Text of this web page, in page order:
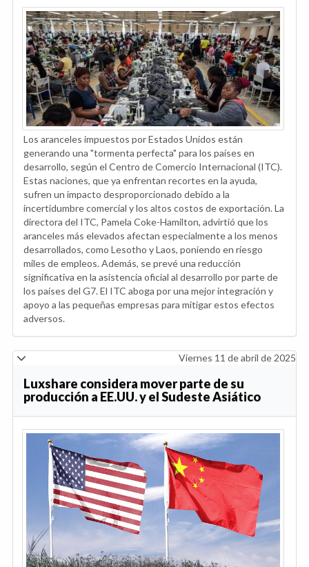
Los aranceles impuestos por Estados Unidos están
generando una "tormenta perfecta" para los países en
desarrollo, según el Centro de Comercio Internacional (ITC).
Estas naciones, que ya enfrentan recortes en la ayuda,
sufren un impacto desproporcionado debido a la
incertidumbre comercial y los altos costos de exportación. La
directora del ITC, Pamela Coke-Hamilton, advirtió que los
aranceles más elevados afectan especialmente a los menos
desarrollados, como Lesotho y Laos, poniendo en riesgo
miles de empleos. Además, se prevé una reducción
significativa en la asistencia oficial al desarrollo por parte de
los países del G7. El ITC aboga por una mejor integración y
apoyo a las pequeñas empresas para mitigar estos efectos
adversos.
Viernes 11 de abril de 2025
Luxshare considera mover parte de su
producción a EE.UU. y el Sudeste Asiático